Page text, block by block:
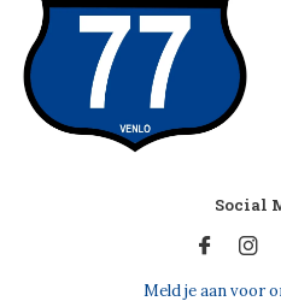
Social
Meld je aan voor